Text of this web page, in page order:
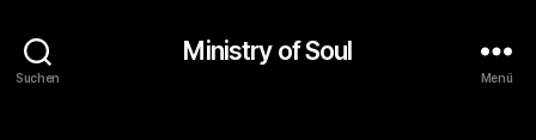
Suchen
Ministry of Soul
Menü